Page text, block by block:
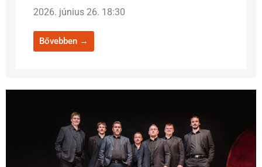
2026. június 26. 18:30
Bővebben →